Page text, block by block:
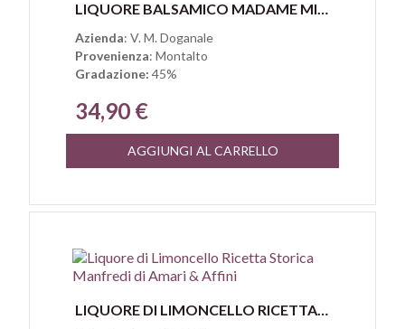
LIQUORE BALSAMICO MADAME MILÙ DI VECCHIO MAGAZZINO DOGANALE
Azienda: V. M. Doganale
Provenienza: Montalto
Gradazione: 45%
34,90 €
AGGIUNGI AL CARRELLO
Anteprima LIQUORE DI LIMONCELLO RICETTA STORICA MANFREDI DI AMARI & AFFINI